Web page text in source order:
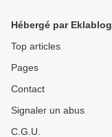
Hébergé par Eklablog
Top articles
Pages
Contact
Signaler un abus
C.G.U.